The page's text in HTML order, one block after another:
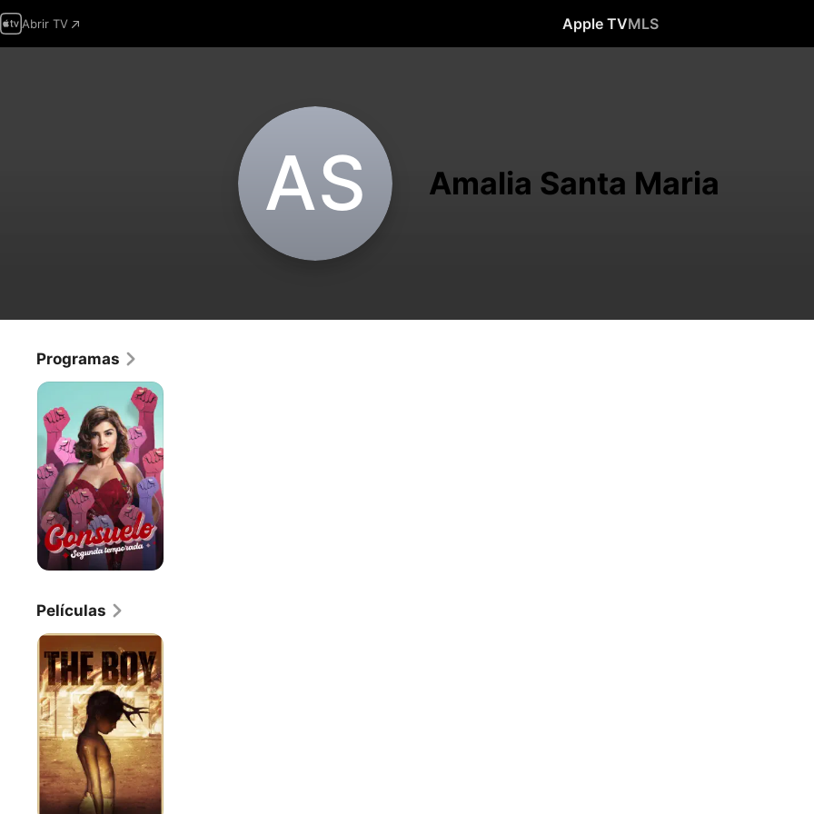
Abrir TV Apple TVMLS
A‌S Amalia Santa Maria
Programas
Consuelo
Películas
The
Boy